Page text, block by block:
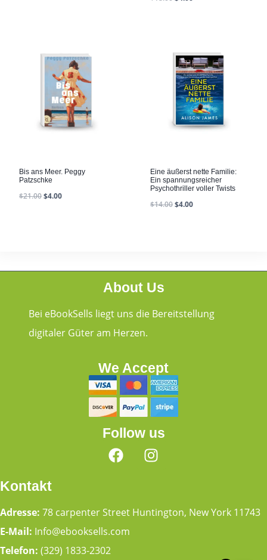
Bis ans Meer. Peggy
Patzschke
$21.00$4.00
Eine äußerst nette Familie:
Ein spannungsreicher
Psychothriller voller Twists
$14.00$4.00
About Us
Bei eBookSells liegt uns die Bereitstellung
digitaler Güter am Herzen.
We Accept
Follow us
Kontakt
Adresse: 78 carpenter Street Huntington, New York 11743
E-Mail: Info@ebooksells.com
Telefon: (329) 1833-2302